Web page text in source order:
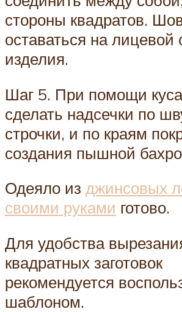
стороны квадратов.
оставаться на лицевой
изделия.
Шаг 5. При помощи
сделать надсечки по
строчки, и по краям
создания пышной
Одеяло из джинсовых
своими руками готово.
Для удобства
квадратных заготовок
рекомендуется
шаблоном.